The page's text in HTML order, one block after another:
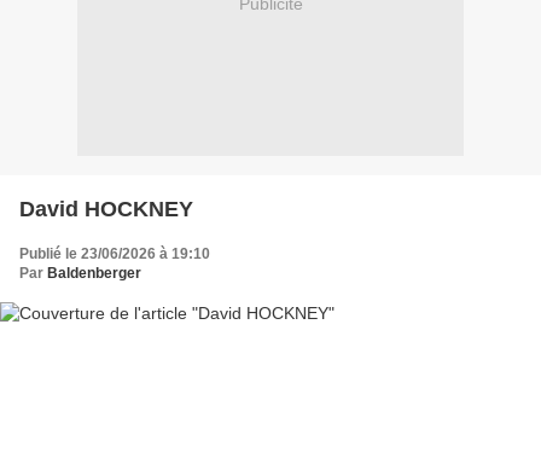
David HOCKNEY
Publié le 23/06/2026 à 19:10
Par Baldenberger